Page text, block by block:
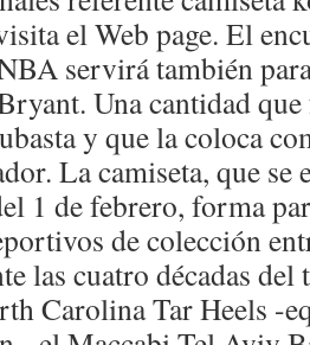
el Web page. El
servirá también
Una cantidad
y que la coloca
La camiseta, que se
1 de febrero, forma
de colección
las cuatro décadas del
Carolina Tar Heels -